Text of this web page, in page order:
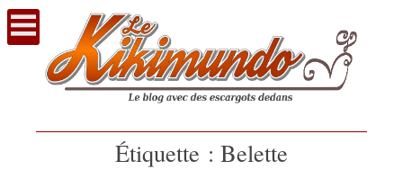
Voir
contenu
Étiquette : Belette